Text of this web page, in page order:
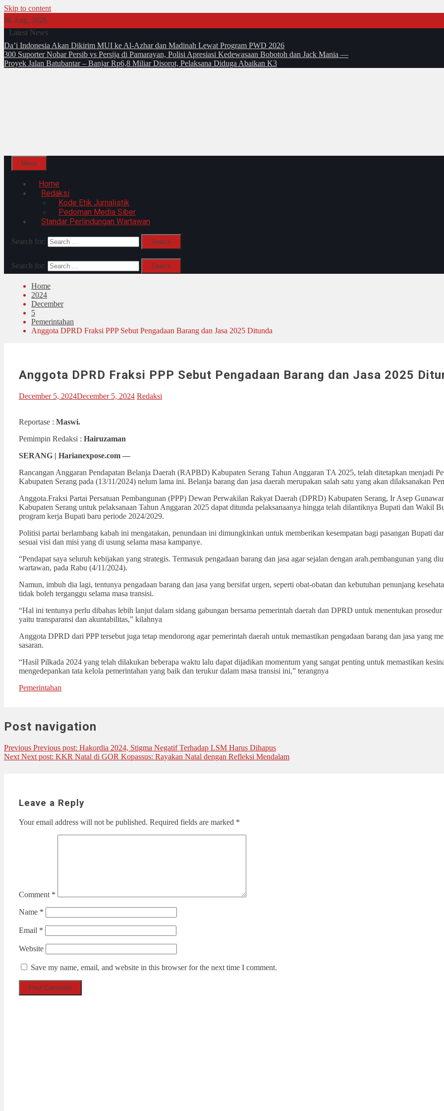
Skip to content
06 Aug, 2026
Latest News
Da’i Indonesia Akan Dikirim MUI ke Al-Azhar dan Madinah Lewat Program PWD 2026
300 Suporter Nobar Persib vs Persija di Pamarayan, Polisi Apresiasi Kedewasaan Bobotoh dan Jack Mania —
Proyek Jalan Batubantar – Banjar Rp6,8 Miliar Disorot, Pelaksana Diduga Abaikan K3
Menu
Home
Redaksi
Kode Etik Jurnalistik
Pedoman Media Siber
Standar Perlindungan Wartawan
Search for:
Search for:
Home
2024
December
5
Pemerintahan
Anggota DPRD Fraksi PPP Sebut Pengadaan Barang dan Jasa 2025 Ditunda
Anggota DPRD Fraksi PPP Sebut Pengadaan Barang dan Jasa 2025
December 5, 2024December 5, 2024 Redaksi
Reportase : Maswi.
Pemimpin Redaksi : Hairuzaman
SERANG | Harianexpose.com —
Rancangan Anggaran Pendapatan Belanja Daerah (RAPBD) Kabupaten Serang Tahun Anggaran TA 2025, telah ditetapkan menjadi
Kabupaten Serang pada (13/11/2024) nelum lama ini. Belanja barang dan jasa daerah merupakan salah satu yang akan dilaksanakan
Anggota.Fraksi Partai Persatuan Pembangunan (PPP) Dewan Perwakilan Rakyat Daerah (DPRD) Kabupaten Serang, Ir Asep
Kabupaten Serang untuk pelaksanaan Tahun Anggaran 2025 dapat ditunda pelaksanaanya hingga telah dilantiknya Bupati dan Wakil
program kerja Bupati baru periode 2024/2029.
Politisi partai berlambang kabah ini mengatakan, penundaan ini dimungkinkan untuk memberikan kesempatan bagi pasangan Bupati
sesuai visi dan misi yang di usung selama masa kampanye.
“Pendapat saya seluruh kebijakan yang strategis. Termasuk pengadaan barang dan jasa agar sejalan dengan arah.pembangunan yang
wartawan, pada Rabu (4/11/2024).
Namun, imbuh dia lagi, tentunya pengadaan barang dan jasa yang bersifat urgen, seperti obat-obatan dan kebutuhan penunjang
tidak boleh terganggu selama masa transisi.
“Hal ini tentunya perlu dibahas lebih lanjut dalam sidang gabungan bersama pemerintah daerah dan DPRD untuk menentukan
yaitu transparansi dan akuntabilitas,” kilahnya
Anggota DPRD dari PPP tersebut juga tetap mendorong agar pemerintah daerah untuk memastikan pengadaan barang dan jasa yang
sasaran.
“Hasil Pilkada 2024 yang telah dilakukan beberapa waktu lalu dapat dijadikan momentum yang sangat penting untuk memastikan
mengedepankan tata kelola pemerintahan yang baik dan terukur dalam masa transisi ini,” terangnya
Pemerintahan
Post navigation
Previous Previous post: Hakordia 2024, Stigma Negatif Terhadap LSM Harus Dihapus
Next Next post: KKR Natal di GOR Kopassus: Rayakan Natal dengan Refleksi Mendalam
Leave a Reply
Your email address will not be published. Required fields are marked *
Comment *
Name *
Email *
Website
Save my name, email, and website in this browser for the next time I comment.